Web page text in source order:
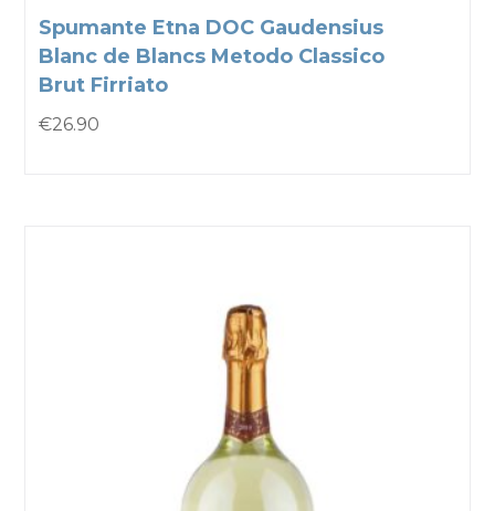
Spumante Etna DOC Gaudensius
Blanc de Blancs Metodo Classico
Brut Firriato
€26.90